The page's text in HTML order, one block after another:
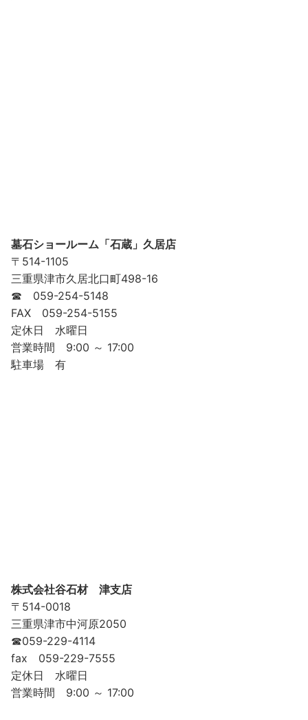
墓石ショールーム「石蔵」久居店
〒514-1105
三重県津市久居北口町498-16
☎ 059-254-5148
FAX 059-254-5155
定休日 水曜日
営業時間 9:00 ～ 17:00
駐車場 有
株式会社谷石材 津支店
〒514-0018
三重県津市中河原2050
☎059-229-4114
fax 059-229-7555
定休日 水曜日
営業時間 9:00 ～ 17:00